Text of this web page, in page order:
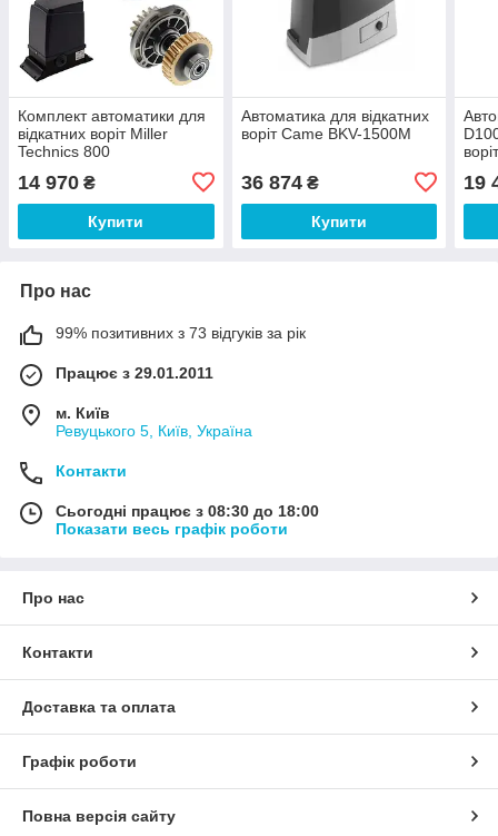
Комплект автоматики для
відкатних воріт Miller
Technics 800
14 970 ₴
Купити
Автоматика для відкатних
воріт Came ВKV-1500M
36 874₴
Купити
19
Про нас
99% позитивних з 73 відгуків за рік
Працює з 29.01.2011
м. Київ
Ревуцького 5, Київ, Україна
Контакти
Сьогодні працює з 08:30 до 18:00
Показати весь графік роботи
Про нас
Контакти
Доставка та оплата
Графік роботи
Повна версія сайту